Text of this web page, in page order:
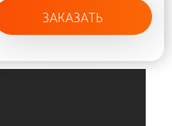
ЗАКАЗАТЬ